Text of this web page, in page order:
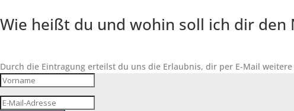
Wie heißt du und wohin soll ich dir den
Durch die Eintragung erteilst du uns die Erlaubnis, dir per E-Mail